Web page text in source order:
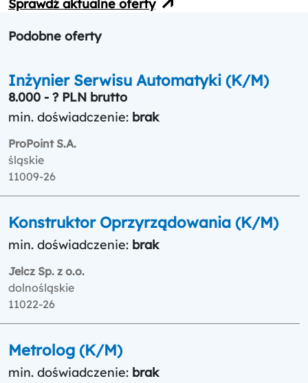
Sprawdź aktualne oferty
Podobne oferty
Inżynier Serwisu Automatyki (K/M)
8.000 - ? PLN brutto
min. doświadczenie: brak
ProPoint S.A.
śląskie
11009-26
Konstruktor Oprzyrządowania (K/M)
min. doświadczenie: brak
Jelcz Sp. z o.o.
dolnośląskie
11022-26
Metrolog (K/M)
min. doświadczenie: brak